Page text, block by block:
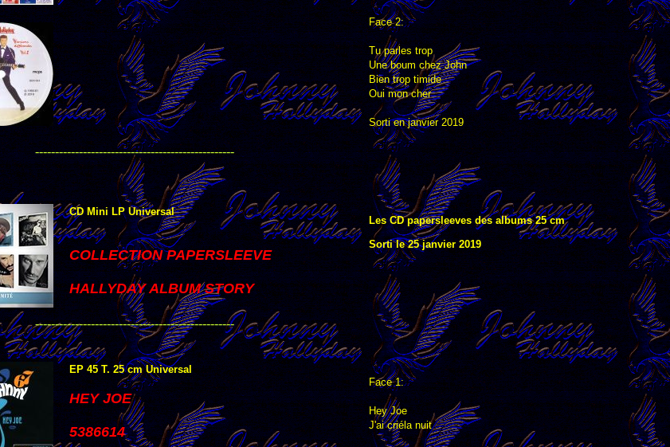
Face 2:
Tu parles trop
Une boum chez John
Bien trop timide
Oui mon cher
Sorti en janvier 2019
--------------------------------------------------
CD Mini LP Universal
COLLECTION PAPERSLEEVE
HALLYDAY ALBUM STORY
Les CD papersleeves des albums 25 cm
Sorti le 25 janvier 2019
--------------------------------------------------
EP 45 T. 25 cm Universal
HEY JOE
5386614
Face 1:
Hey Joe
J'ai criéla nuit